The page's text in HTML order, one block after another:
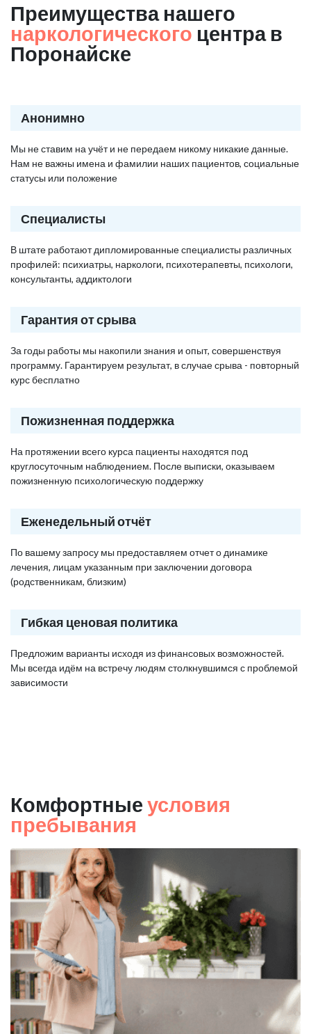
Преимущества нашего
наркологического центра в
Поронайске
Анонимно
Мы не ставим на учёт и не передаем никому никакие данные.
Нам не важны имена и фамилии наших пациентов, социальные
статусы или положение
Специалисты
В штате работают дипломированные специалисты различных
профилей: психиатры, наркологи, психотерапевты, психологи,
консультанты, аддиктологи
Гарантия от срыва
За годы работы мы накопили знания и опыт, совершенствуя
программу. Гарантируем результат, в случае срыва - повторный
курс бесплатно
Пожизненная поддержка
На протяжении всего курса пациенты находятся под
круглосуточным наблюдением. После выписки, оказываем
пожизненную психологическую поддержку
Еженедельный отчёт
По вашему запросу мы предоставляем отчет о динамике
лечения, лицам указанным при заключении договора
(родственникам, близким)
Гибкая ценовая политика
Предложим варианты исходя из финансовых возможностей.
Мы всегда идём на встречу людям столкнувшимся с проблемой
зависимости
Комфортные условия
пребывания